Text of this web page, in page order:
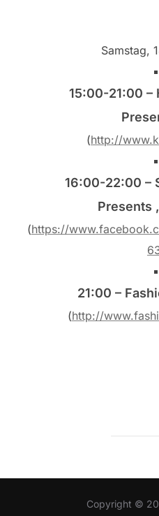
Samstag,
15:00-21:00 –
(http://
16:00-22:00 –
Presents
(https://
21:00 –
(http://
Copyright ©